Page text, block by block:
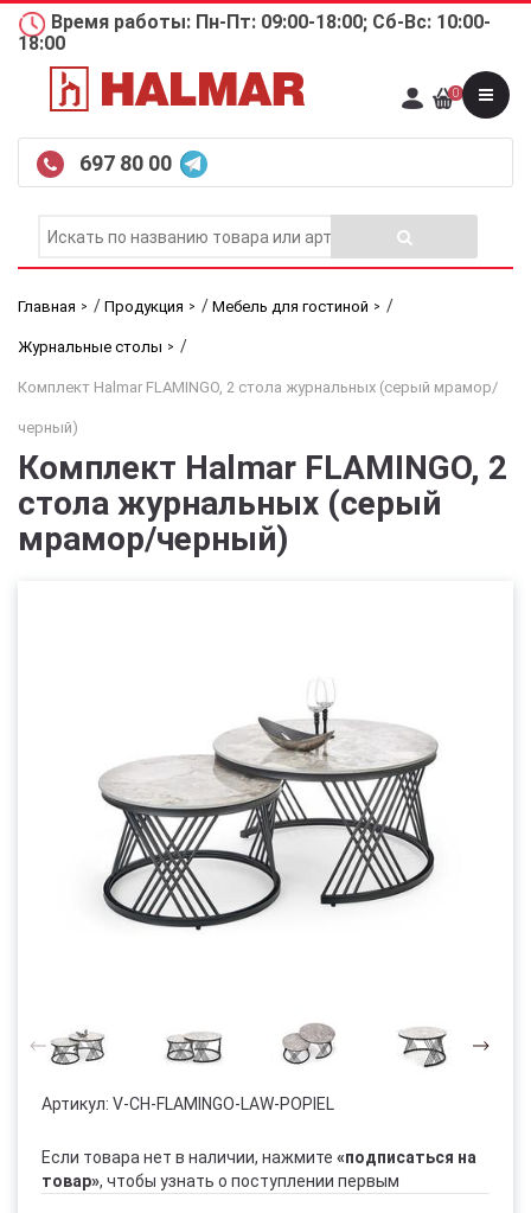
Время работы: Пн-Пт: 09:00-18:00; Сб-Вс: 10:00-
18:00
697 80 00
0
Главная / Продукция / Мебель для гостиной /
Журнальные столы /
Комплект Halmar FLAMINGO, 2 стола журнальных (серый мрамор/
черный)
Комплект Halmar FLAMINGO, 2
стола журнальных (серый
мрамор/черный)
Артикул: V-CH-FLAMINGO-LAW-POPIEL
Если товара нет в наличии, нажмите «подписаться на
товар», чтобы узнать о поступлении первым